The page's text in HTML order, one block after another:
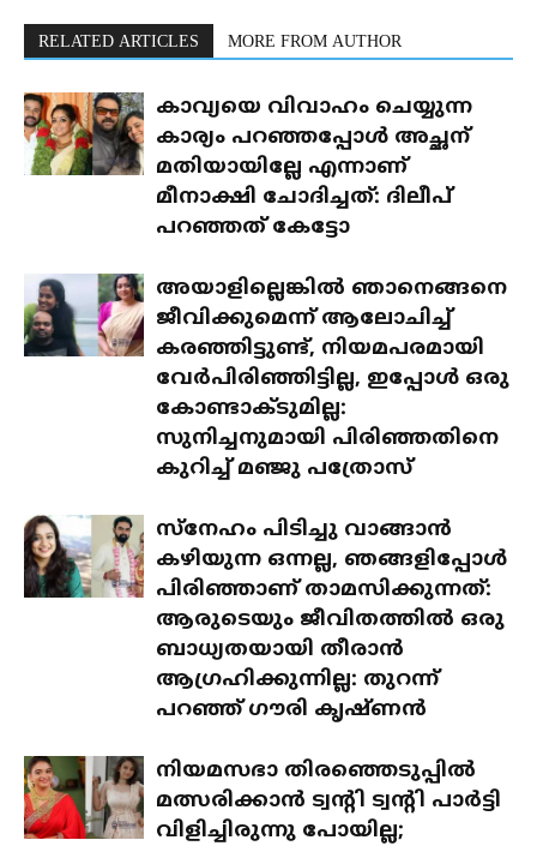
RELATED ARTICLES MORE FROM AUTHOR
കാവ്യയെ വിവാഹം ചെയ്യുന്ന
കാര്യം പറഞ്ഞപ്പോൾ അച്ഛന്
മതിയായില്ലേ എന്നാണ്
മീനാക്ഷി ചോദിച്ചത്: ദിലീപ്
പറഞ്ഞത് കേട്ടോ
അയാളില്ലെങ്കിൽ ഞാനെങ്ങനെ
ജീവിക്കുമെന്ന് ആലോചിച്ച്
കരഞ്ഞിട്ടുണ്ട്, നിയമപരമായി
വേർപിരിഞ്ഞിട്ടില്ല, ഇപ്പോൾ ഒരു
കോണ്ടാക്ടുമില്ല:
സുനിച്ചനുമായി പിരിഞ്ഞതിനെ
കുറിച്ച് മഞ്ജു പത്രോസ്
സ്‌നേഹം പിടിച്ചു വാങ്ങാൻ
കഴിയുന്ന ഒന്നല്ല, ഞങ്ങളിപ്പോൾ
പിരിഞ്ഞാണ് താമസിക്കുന്നത്:
ആരുടെയും ജീവിതത്തിൽ ഒരു
ബാധ്യതയായി തീരാൻ
ആഗ്രഹിക്കുന്നില്ല: തുറന്ന്
പറഞ്ഞ് ഗൗരി കൃഷ്ണൻ
നിയമസഭാ തിരഞ്ഞെടുപ്പിൽ
മത്സരിക്കാൻ ട്വന്റി ട്വന്റി പാർട്ടി
വിളിച്ചിരുന്നു പോയില്ല;